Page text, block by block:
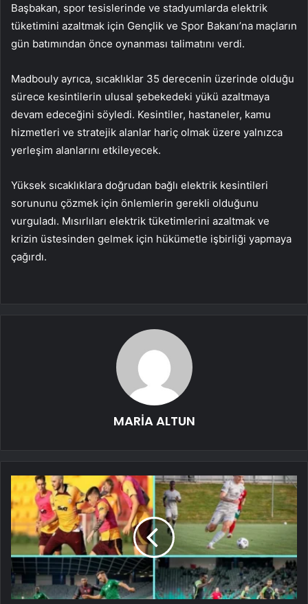
Başbakan, spor tesislerinde ve stadyumlarda elektrik
tüketimini azaltmak için Gençlik ve Spor Bakanı’na maçların
gün batımından önce oynanması talimatını verdi.
Madbouly ayrıca, sıcaklıklar 35 derecenin üzerinde olduğu
sürece kesintilerin ulusal şebekedeki yükü azaltmaya
devam edeceğini söyledi. Kesintiler, hastaneler, kamu
hizmetleri ve stratejik alanlar hariç olmak üzere yalnızca
yerleşim alanlarını etkileyecek.
Yüksek sıcaklıklara doğrudan bağlı elektrik kesintileri
sorununu çözmek için önlemlerin gerekli olduğunu
vurguladı. Mısırlıları elektrik tüketimlerini azaltmak ve
krizin üstesinden gelmek için hükümetle işbirliği yapmaya
çağırdı.
MARİA ALTUN